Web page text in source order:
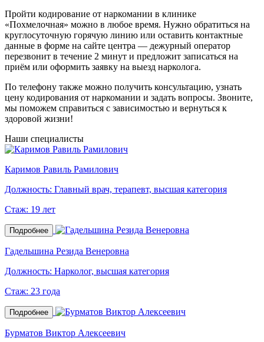
Пройти кодирование от наркомании в клинике
«Похмелочная» можно в любое время. Нужно обратиться на
круглосуточную горячую линию или оставить контактные
данные в форме на сайте центра — дежурный оператор
перезвонит в течение 2 минут и предложит записаться на
приём или оформить заявку на выезд нарколога.
По телефону также можно получить консультацию, узнать
цену кодирования от наркомании и задать вопросы. Звоните,
мы поможем справиться с зависимостью и вернуться к
здоровой жизни!
Наши специалисты
Каримов Равиль Рамилович
Должность: Главный врач, терапевт, высшая категория
Стаж: 19 лет
Подробнее
Гадельшина Резида Венеровна
Должность: Нарколог, высшая категория
Стаж: 23 года
Подробнее
Бурматов Виктор Алексеевич